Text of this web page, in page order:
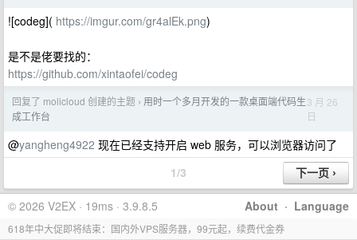
![codeg]( https://imgur.com/gr4alEk.png)
是不是佬要找的：
https://github.com/xintaofei/codeg
回复了 molicloud 创建的主题 › 用时一个多月开发的一款桌面端代码生
成工作台
3 月 26
日
@yangheng4922 现在已经支持开启 web 服务，可以浏览器访问了
1/3
About · Language
© 2026 V2EX · 19ms · 3.9.8.5
618年中大促即将结束：国内外VPS服务器，99元起，续费代金券